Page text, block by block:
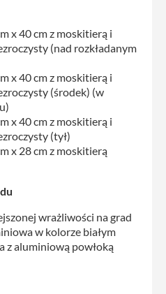
x 40 cm z moskitierą i
(nad rozkładanym
x 40 cm z moskitierą i
(środek) (w
x 40 cm z moskitierą i
(tył)
x 28 cm z moskitierą
wrażliwości na grad
w kolorze białym
z aluminiową powłoką